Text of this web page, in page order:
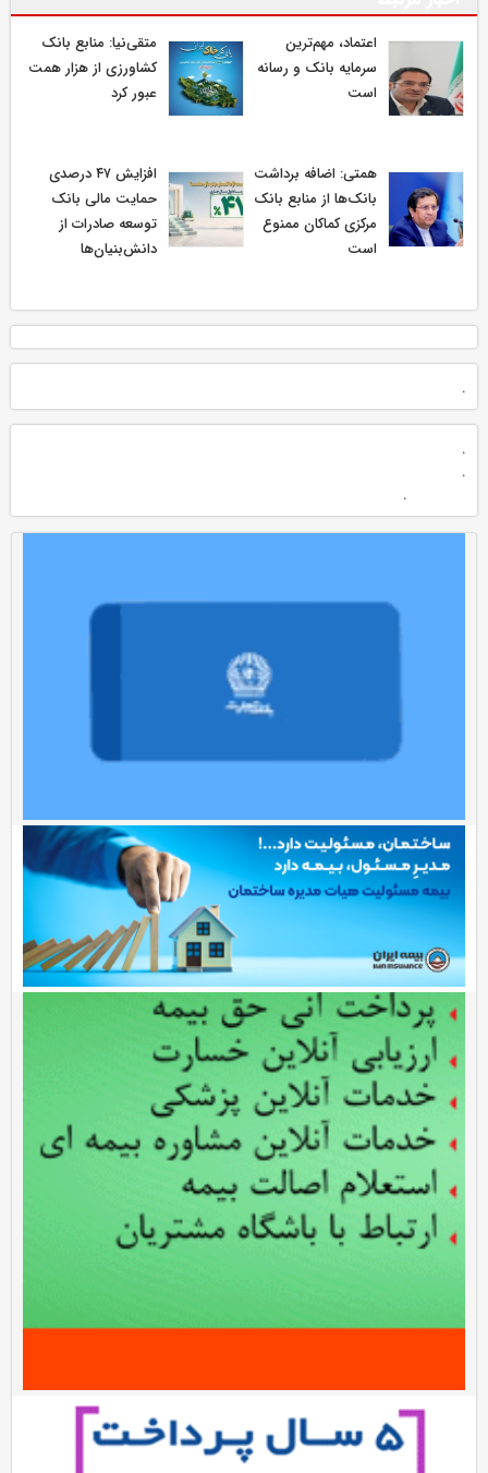
اعتماد، مهم‌ترین
سرمایه بانک و رسانه
است
متقی‌نیا: منابع بانک
کشاورزی از هزار همت
عبور کرد
همتی: اضافه برداشت
بانک‌ها از منابع بانک
مرکزی کماکان ممنوع
است
افزایش ۴۷ درصدی
حمایت مالی بانک
توسعه صادرات از
دانش‌بنیان‌ها
.
.
.
.